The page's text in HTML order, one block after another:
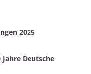
2025
Deutsche